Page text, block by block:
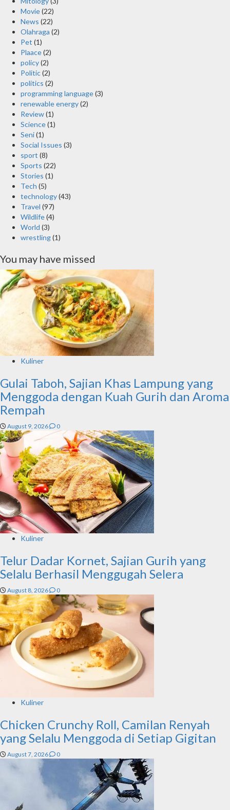
Movie(22)
News (22)
Olahraga (2)
Pet (1)
Plaace(2)
policy(2)
Politic(2)
politics (2)
programming language(3)
renewable energy(2)
Review(1)
Science(1)
Seni(1)
Social Issues (3)
sport (8)
Sports (22)
Stories (1)
Tech (5)
technology(43)
Travel (97)
Wildlife(4)
World (3)
wrestling(1)
You may have missed
Kuliner
Gulai Taboh, Sajian Khas Lampung yang
Menggoda dengan Kuah Gurih dan Aroma
Rempah
August 9, 2026 0
Kuliner
Telur Dadar Kornet, Sajian Gurih yang
Selalu Berhasil Menggugah Selera
August 8, 2026 0
Kuliner
Chicken Crunchy Roll, Camilan Renyah
yang Selalu Menggoda di Setiap Gigitan
August 7, 2026 0